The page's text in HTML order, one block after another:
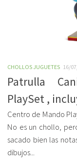
CHOLLOS JUGUETES 16/
Patrulla
PlaySet ,
Centro de Mando
No es un chollo,
sacado bien las
dibujos...